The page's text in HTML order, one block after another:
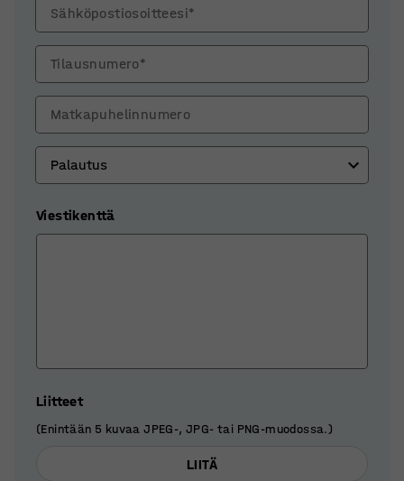
Sähköpostiosoitteesi*
Tilausnumero*
Matkapuhelinnumero
Viestikenttä
Liitteet
(Enintään 5 kuvaa JPEG-, JPG- tai PNG-muodossa.)
LIITÄ